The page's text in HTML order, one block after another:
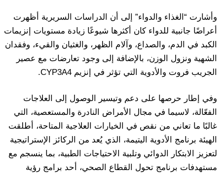
وأشارت “الغذاء والدواء” إلى أن الدراسات السريرية أظهرت
أعراضًا جانبية للدواء كان أكثرها شيوعًا زيادة مستويات إنزيمات
الكبد في الدم، والصداع، وآلام الظهر، والغثيان والقيء، وفقدان
الشهية ونزول الوزن، بالإضافة إلى وجود تعارضات مع عصير
الجريب فروت والأدوية التي تؤثر في إنزيم CYP3A4.
وفي إطار حرصها على دعم وتيسير الوصول إلى العلاجات
الفعّالة، لاسيما في مجال الأمراض النادرة والمستعصية، التي
غالبًا ما تعاني من نقص في الخيارات العلاجية المتاحة، أطلقت
الهيئة برنامج الأدوية اليتيمة، الذي يُعد من الركائز الإستراتيجية
لتعزيز الابتكار الدوائي وتلبية الاحتياجات الطبية، بما ينسجم مع
مستهدفات برنامج تحول القطاع الصحي، أحد برامج رؤية